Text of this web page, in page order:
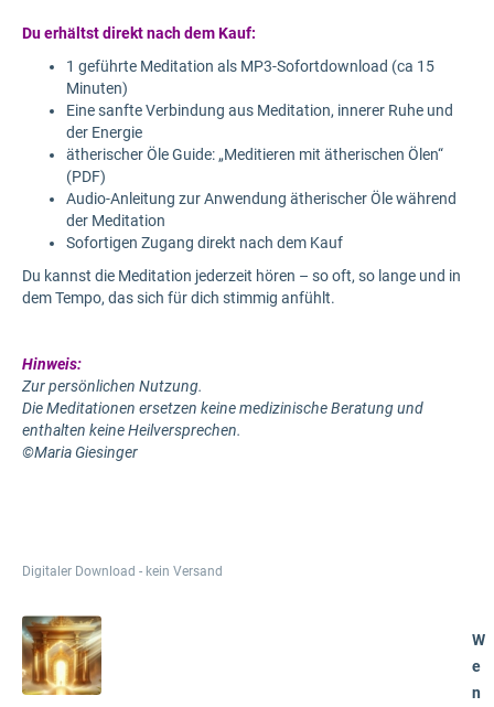
Du erhältst direkt nach dem Kauf:
1 geführte Meditation als MP3-Sofortdownload (ca 15
Minuten)
Eine sanfte Verbindung aus Meditation, innerer Ruhe und
der Energie
ätherischer Öle Guide: „Meditieren mit ätherischen Ölen“
(PDF)
Audio-Anleitung zur Anwendung ätherischer Öle während
der Meditation
Sofortigen Zugang direkt nach dem Kauf
Du kannst die Meditation jederzeit hören – so oft, so lange und in
dem Tempo, das sich für dich stimmig anfühlt.
Hinweis:
Zur persönlichen Nutzung.
Die Meditationen ersetzen keine medizinische Beratung und
enthalten keine Heilversprechen.
©Maria Giesinger
Digitaler Download - kein Versand
W
e
n